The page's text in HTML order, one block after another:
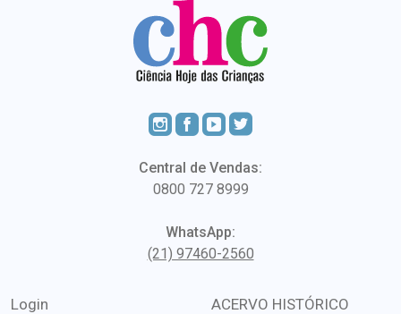
Central de Vendas:
0800 727 8999
WhatsApp:
(21) 97460-2560
Login
ACERVO HISTÓRICO